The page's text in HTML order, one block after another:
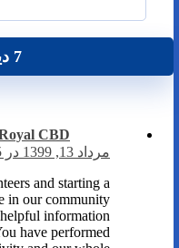
7 دیدگاه
CBD
مرداد 13, 1399 در 8:55 ب.ظ
and starting a
in our community.
information
have performed